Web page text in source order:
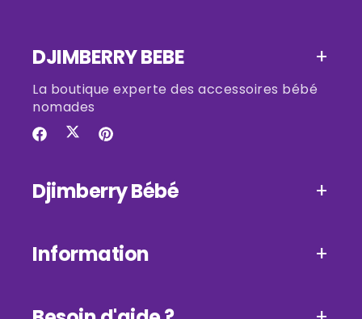
DJIMBERRY BEBE
La boutique experte des accessoires bébé
nomades
FacebookTwitterPinterest
Djimberry Bébé
Information